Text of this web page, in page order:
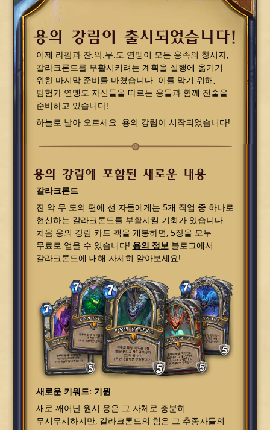
용의 강림이 출시되었습니다!
이제 라팜과 잔.악.무.도 연맹이 모든 용족의 창시자,
갈라크론드를 부활시키려는 계획을 실행에 옮기기
위한 마지막 준비를 마쳤습니다. 이를 막기 위해,
탐험가 연맹도 자신들을 따르는 용들과 함께 전술을
준비하고 있습니다!
하늘로 날아 오르세요. 용의 강림이 시작되었습니다!
용의 강림에 포함된 새로운 내용
갈라크론드
잔.악.무.도의 편에 선 자들에게는 5개 직업 중 하나로
현신하는 갈라크론드를 부활시킬 기회가 있습니다.
처음 용의 강림 카드 팩을 개봉하면, 5장을 모두
무료로 얻을 수 있습니다! 용의 정보블로그에서
갈라크론드에 대해 자세히 알아보세요!
새로운 키워드: 기원
새로 깨어난 원시 용은 그 자체로 충분히
무시무시하지만, 갈라크론드의 힘은 그 추종자들의